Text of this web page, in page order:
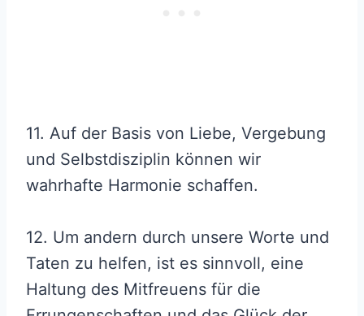
11. Auf der Basis von Liebe, Vergebung
und Selbstdisziplin können wir
wahrhafte Harmonie schaffen.
12. Um andern durch unsere Worte und
Taten zu helfen, ist es sinnvoll, eine
Haltung des Mitfreuens für die